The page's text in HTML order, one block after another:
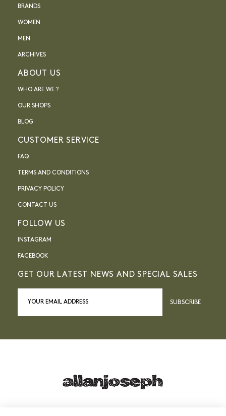
BRANDS
WOMEN
MEN
ARCHIVES
ABOUT US
WHO ARE WE ?
OUR SHOPS
BLOG
CUSTOMER SERVICE
FAQ
TERMS AND CONDITIONS
PRIVACY POLICY
CONTACT US
FOLLOW US
INSTAGRAM
FACEBOOK
GET OUR LATEST NEWS AND SPECIAL SALES
SUBSCRIBE